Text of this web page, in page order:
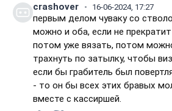
crashover 16-06-2024, 17:27
первым делом чуваку со
можно и оба, если не
потом уже вязать, потом
трахнуть по затылку, чтобы
если бы грабитель был
- то он бы всех этих бравых
вместе с кассиршей.